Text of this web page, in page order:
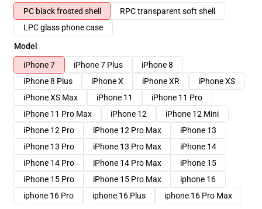
PC black frosted shell
RPC transparent soft shell
LPC glass phone case
Model
iPhone 7
iPhone 7 Plus
iPhone 8
iPhone 8 Plus
iPhone X iPhone XR
iPhone XS
iPhone XS Max
iPhone 11
iPhone 11 Pro
iPhone 11 Pro Max
iPhone 12
iPhone 12 Mini
iPhone 12 Pro
iPhone 12 Pro Max
iPhone 13
iPhone 13 Pro
iPhone 13 Pro Max
iPhone 14
iPhone 14 Pro
iPhone 14 Pro Max
iPhone 15
iPhone 15 Pro
iPhone 15 Pro Max
iphone 16
iphone 16 Pro
iphone 16 Plus iphone 16 Pro Max